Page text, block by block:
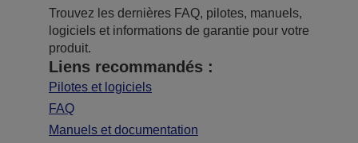
Trouvez les dernières FAQ, pilotes, manuels,
logiciels et informations de garantie pour votre
produit.
Liens recommandés :
Pilotes et logiciels
FAQ
Manuels et documentation